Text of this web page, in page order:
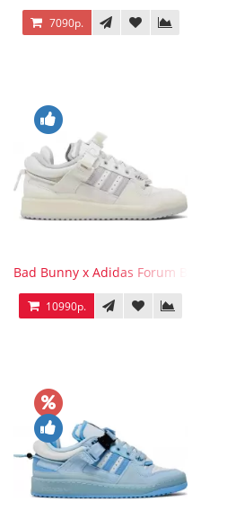
7090р.
Bad Bunny x Adidas Forum Buckle
10990р.